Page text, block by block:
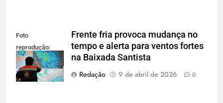
Foto
reprodução:
Defesa Civil SP
Frente fria provoca mudança no
tempo e alerta para ventos fortes
na Baixada Santista
Redação
9 de abril de 2026 0